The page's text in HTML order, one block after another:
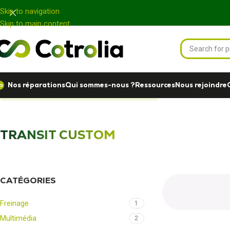
Panneau de gestion des cookies
Skip to navigation
Skip to main content
Nos réparationsQui sommes-nous ?RessourcesNous rejoindre
TRANSIT CUSTOM
CATÉGORIES
Freinage 1
Multimédia 2